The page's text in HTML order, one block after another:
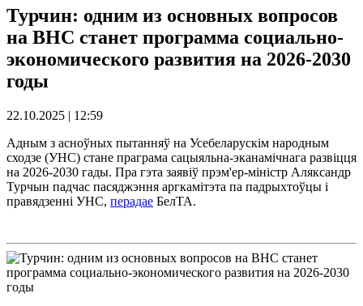
Турчин: одним из основных вопросов
на ВНС станет программа социально-
экономического развития на 2026-2030
годы
22.10.2025 | 12:59
Адным з асноўных пытанняў на Усебеларускім народным
сходзе (УНС) стане праграма сацыяльна-эканамічнага развіцця
на 2026-2030 гады. Пра гэта заявіў прэм'ер-міністр Аляксандр
Турчын падчас пасяджэння аргкамітэта па падрыхтоўцы і
правядзенні УНС, перадае БелТА.